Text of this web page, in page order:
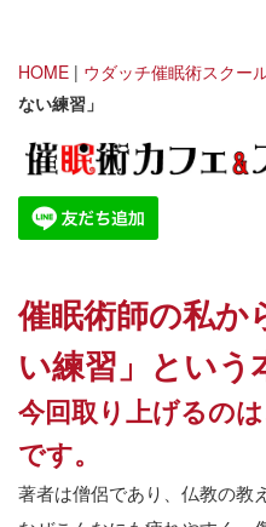
HOME | ウダッチ催眠術スクー
ない練習」
催眠術師の私か
い練習」という
今回取り上げるのは
です。
著者は僧侶であり、仏教の教